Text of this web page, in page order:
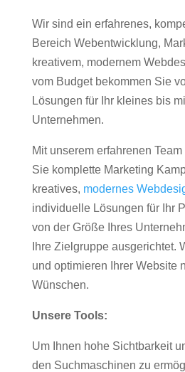
Wir sind ein erfahrenes,
Bereich Webentwicklung,
kreativem, modernem
vom Budget bekommen Sie
Lösungen für Ihr kleines bis
Unternehmen.
Mit unserem erfahrenen
Sie komplette Marketing
kreatives, modernes
individuelle Lösungen für Ihr
von der Größe Ihres
Ihre Zielgruppe ausgerichtet.
und optimieren Ihrer Website
Wünschen.
Unsere Tools:
Um Ihnen hohe Sichtbarkeit
den Suchmaschinen zu